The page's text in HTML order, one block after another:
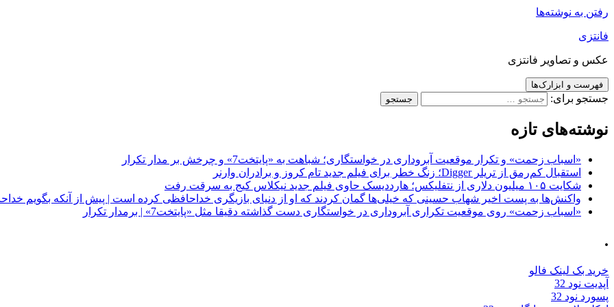
رفتن به نوشته‌ها
فانتزی
عکس و تصاویر فانتزی
فهرست و ابزارک‌ها
جستجو برای:
نوشته‌های تازه
«اسباب زحمت» و تکرار موقعیت آبروداری در خواستگاری؛ شباهت به «پایتخت7» و چرخش بر مدار تکرار
استقبال کم‌رمق از تریلر Digger؛ زنگ خطر برای فیلم جدید تام کروز و برادران وارنر
شکایت ۱۰۵ میلیون دلاری از نتفلیکس؛ هارددیسک حاوی فیلم جدید نیکلاس کیج به سرقت رفت
واکنش‌ها به پست اخیر شهاب حسینی که خیلی‌ها گمان کردند که او از دنیای بازیگری خداحافظی کرده است | پیش از آنکه بگویم
«اسباب زحمت» روی موقعیت تکراری آبروداری در خواستگاری دست گذاشته دقیقا مثل «پایتخت7» | برمدار تکرار
.
خرید بک لینک فالو
آپدیت نود 32
پسورد نود 32